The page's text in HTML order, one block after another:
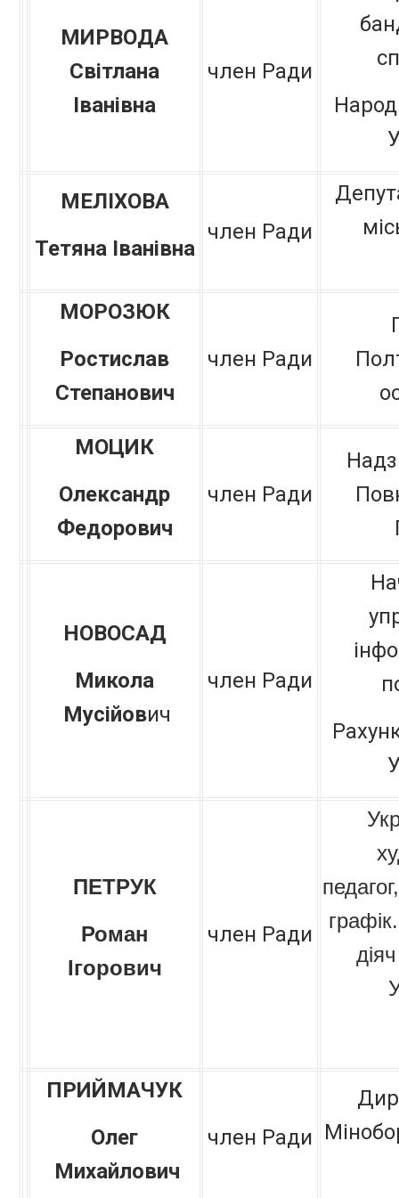
МИРВОДА
Світлана
Іванівна
член Ради
МЕЛІХОВА
Тетяна Іванівна
член Ради
МОРОЗЮК
Ростислав
Степанович
член Ради
МОЦИК
Олександр
Федорович
член Ради
НОВОСАД
Микола
Мусійович
член Ради
ПЕТРУК
Роман
Ігорович
член Ради
ПРИЙМАЧУК
Олег
Михайлович
член Ради